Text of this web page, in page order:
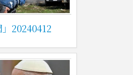
20240412